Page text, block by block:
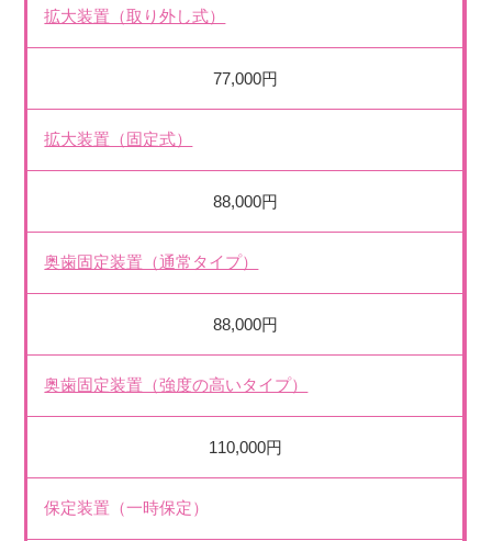
拡大装置（取り外し式）
77,000円
拡大装置（固定式）
88,000円
奥歯固定装置（通常タイプ）
88,000円
奥歯固定装置（強度の高いタイプ）
110,000円
保定装置（一時保定）